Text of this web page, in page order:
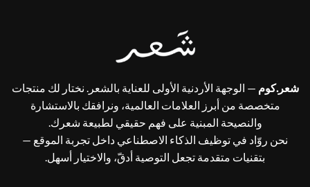
شعر.كوم — الوجهة الأردنية الأولى للعناية بالشعر. نختار لك منتجات
متخصصة من أبرز العلامات العالمية، ونرافقك بالاستشارة
والنصيحة المبنية على فهم حقيقي لطبيعة شعرك.
نحن روّاد في توظيف الذكاء الاصطناعي داخل تجربة الموقع —
بتقنيات متقدمة تجعل التوصية أدقّ، والاختيار أسهل.